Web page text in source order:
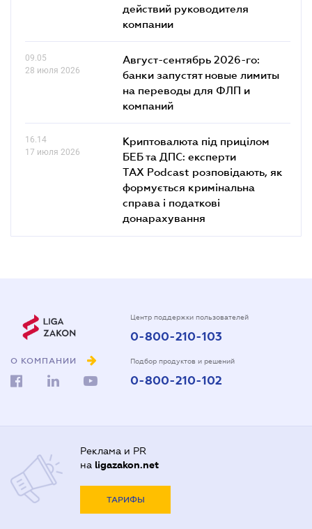
действий руководителя
компании
09.05
28 июля 2026
Август-сентябрь 2026-го:
банки запустят новые лимиты
на переводы для ФЛП и
компаний
16.14
17 июля 2026
Криптовалюта під прицілом
БЕБ та ДПС: експерти
TAX Podcast розповідають, як
формується кримінальна
справа і податкові
донарахування
О КОМПАНИИ
Центр поддержки пользователей
0-800-210-103
Подбор продуктов и решений
0-800-210-102
Реклама и PR
на ligazakon.net
ТАРИФЫ